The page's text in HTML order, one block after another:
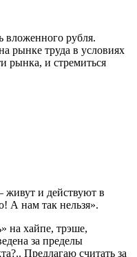
вложенного рубля.
рынке труда в условиях
рынка, и стремиться
живут и действуют в
А нам так нельзя».
на хайпе, трэше,
за пределы
Предлагаю считать за